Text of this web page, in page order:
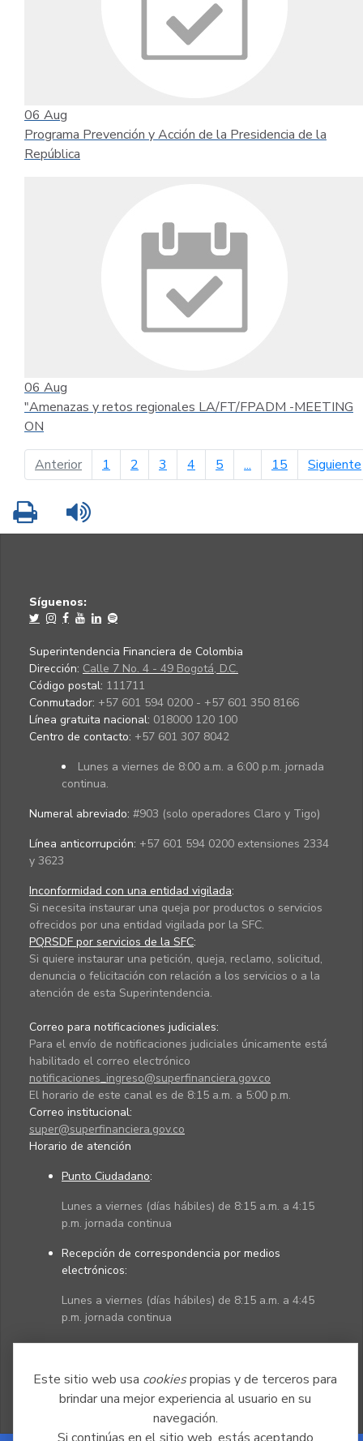
Este sitio web usa cookiespropias y de terceros para
brindar una mejor experiencia al usuario en su
navegación.
06 Aug
Programa Prevención y Acción de la Presidencia de la
República
06 Aug
"Amenazas y retos regionales LA/FT/FPADM -MEETING
ON
Anteriorpágina anterior
1 2 3 4 5 ... 15 Siguiente
Imprimir
Síguenos:
Superintendencia Financiera de Colombia
Dirección: Calle 7 No. 4 - 49 Bogotá, D.C.
Código postal: 111711
Conmutador: +57 601 594 0200 - +57 601 350 8166
Línea gratuita nacional: 018000 120 100
Centro de contacto: +57 601 307 8042
Lunes a viernes de 8:00 a.m. a 6:00 p.m. jornada
continua.
Numeral abreviado: #903 (solo operadores Claro y Tigo)
Línea anticorrupción: +57 601 594 0200 extensiones 2334
y 3623
Inconformidad con una entidad vigilada:
Si necesita instaurar una queja por productos o servicios
ofrecidos por una entidad vigilada por la SFC.
PQRSDF por servicios de la SFC:
Si quiere instaurar una petición, queja, reclamo, solicitud,
denuncia o felicitación con relación a los servicios o a la
atención de esta Superintendencia.
Correo para notificaciones judiciales:
Para el envío de notificaciones judiciales únicamente está
habilitado el correo electrónico
notificaciones_ingreso@superfinanciera.gov.co
El horario de este canal es de 8:15 a.m. a 5:00 p.m.
Correo institucional:
super@superfinanciera.gov.co
Horario de atención
Punto Ciudadano:
Lunes a viernes (días hábiles) de 8:15 a.m. a 4:15
p.m. jornada continua
Recepción de correspondencia por medios
electrónicos:
Lunes a viernes (días hábiles) de 8:15 a.m. a 4:45
p.m. jornada continua